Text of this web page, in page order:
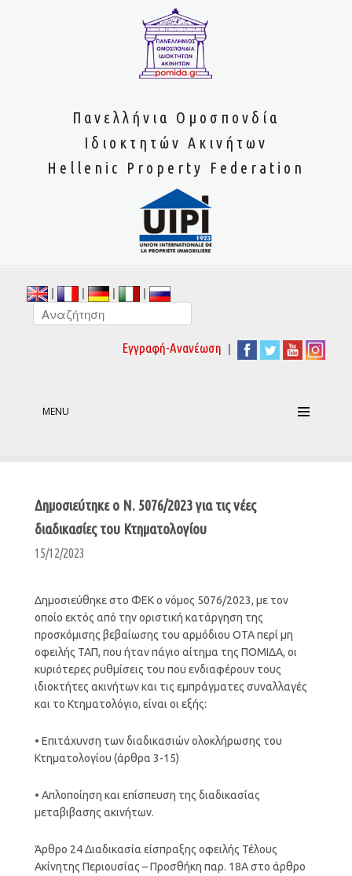
Πανελλήνια Ομοσπονδία
Ιδιοκτητών Ακινήτων
Hellenic Property Federation
| | | |
Εγγραφή-Ανανέωση |
MENU
Δημοσιεύτηκε ο Ν. 5076/2023 για τις νέες
διαδικασίες του Κτηματολογίου
15/12/2023
Δημοσιεύθηκε στο ΦΕΚ ο νόμος 5076/2023, με τον
οποίο εκτός από την οριστική κατάργηση της
προσκόμισης βεβαίωσης του αρμόδιου ΟΤΑ περί μη
οφειλής ΤΑΠ, που ήταν πάγιο αίτημα της ΠΟΜΙΔΑ, οι
κυριότερες ρυθμίσεις του που ενδιαφέρουν τους
ιδιοκτήτες ακινήτων και τις εμπράγματες συναλλαγές
και το Κτηματολόγιο, είναι οι εξής:
• Επιτάχυνση των διαδικασιών ολοκλήρωσης του
Κτηματολογίου (άρθρα 3-15)
• Απλοποίηση και επίσπευση της διαδικασίας
μεταβιβασης ακινήτων.
Άρθρο 24 Διαδικασία είσπραξης οφειλής Τέλους
Ακίνητης Περιουσίας – Προσθήκη παρ. 18Α στο άρθρο